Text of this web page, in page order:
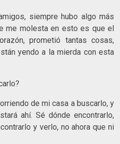
siempre hubo algo más
me molesta en esto es que el
prometió tantas cosas,
yendo a la mierda con esta
de mi casa a buscarlo, y
ahí. Sé dónde encontrarlo,
y verlo, no ahora que ni